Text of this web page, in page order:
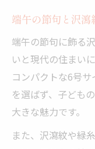
端午の節句と沢
端午の節句に飾る
いと現代の住まい
コンパクトな6号
を選ばず、子ども
大きな魅力です。
また、沢瀉紋や緑